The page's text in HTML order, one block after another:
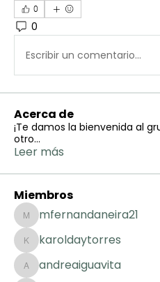
0
0
Escribir un comentario...
Acerca de
¡Te damos la bienvenida al
otro...
Leer más
Miembros
mfernandaneira21
mfernandaneira21
karoldaytorres
karoldaytorres
andreaiguavita
andreaiguavita